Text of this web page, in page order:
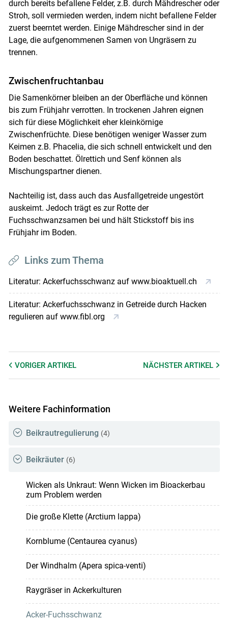
durch bereits befallene Felder, z.B. durch Mähdrescher oder
Stroh, soll vermieden werden, indem nicht befallene Felder
zuerst beerntet werden. Einige Mähdrescher sind in der
Lage, die aufgenommenen Samen von Ungräsern zu
trennen.
Zwischenfruchtanbau
Die Samenkörner bleiben an der Oberfläche und können
bis zum Frühjahr verrotten. In trockenen Jahren eignen
sich für diese Möglichkeit eher kleinkörnige
Zwischenfrüchte. Diese benötigen weniger Wasser zum
Keimen z.B. Phacelia, die sich schnell entwickelt und den
Boden beschattet. Ölrettich und Senf können als
Mischungspartner dienen.
Nachteilig ist, dass auch das Ausfallgetreide ungestört
auskeimt. Jedoch trägt es zur Rotte der
Fuchsschwanzsamen bei und hält Stickstoff bis ins
Frühjahr im Boden.
Links zum Thema
Literatur: Ackerfuchsschwanz auf www.bioaktuell.ch
Literatur: Ackerfuchsschwanz in Getreide durch Hacken
regulieren auf www.fibl.org
VORIGER ARTIKEL NÄCHSTERARTIKEL
Weitere Fachinformation
Beikrautregulierung (4)
Beikräuter (6)
Wicken als Unkraut: Wenn Wicken im Bioackerbau
zum Problem werden
Die große Klette (Arctium lappa)
Kornblume (Centaurea cyanus)
Der Windhalm (Apera spica-venti)
Raygräser in Ackerkulturen
Acker-Fuchsschwanz